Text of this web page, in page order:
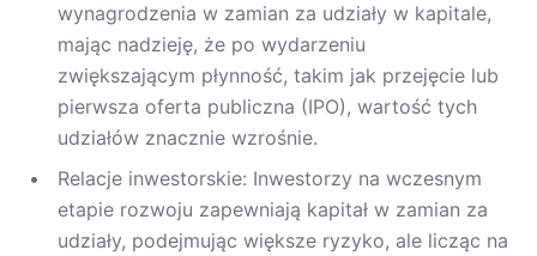
wynagrodzenia w zamian za udziały w kapitale,
mając nadzieję, że po wydarzeniu
zwiększającym płynność, takim jak przejęcie lub
pierwsza oferta publiczna (IPO), wartość tych
udziałów znacznie wzrośnie.
Relacje inwestorskie: Inwestorzy na wczesnym
etapie rozwoju zapewniają kapitał w zamian za
udziały, podejmując większe ryzyko, ale licząc na